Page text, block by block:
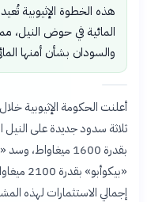
هذه الخطوة الإثيوبية
المائية في حوض النيل،
والسودان بشأن أمنها
ثلاثة سدود جديدة على